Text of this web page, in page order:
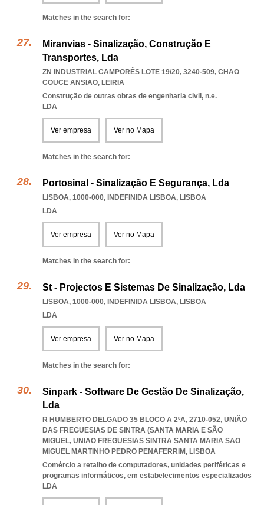
Matches in the search for:
Miranvias - Sinalização, Construção E
Transportes, Lda
ZN INDUSTRIAL CAMPORÊS LOTE 19/20, 3240-509, CHAO
COUCE ANSIAO, LEIRIA
Construção de outras obras de engenharia civil, n.e.
LDA
Ver empresa Ver no Mapa
Matches in the search for:
Portosinal - Sinalização E Segurança, Lda
LISBOA, 1000-000, INDEFINIDA LISBOA, LISBOA
LDA
Ver empresa Ver no Mapa
Matches in the search for:
St - Projectos E Sistemas De Sinalização, Lda
LISBOA, 1000-000, INDEFINIDA LISBOA, LISBOA
LDA
Ver empresa Ver no Mapa
Matches in the search for:
Sinpark - Software De Gestão De Sinalização,
Lda
R HUMBERTO DELGADO 35 BLOCO A 2ºA, 2710-052, UNIÃO
DAS FREGUESIAS DE SINTRA (SANTA MARIA E SÃO
MIGUEL, UNIAO FREGUESIAS SINTRA SANTA MARIA SAO
MIGUEL MARTINHO PEDRO PENAFERRIM, LISBOA
Comércio a retalho de computadores, unidades periféricas e
programas informáticos, em estabelecimentos especializados
LDA